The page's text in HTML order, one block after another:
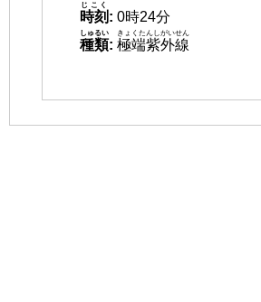
時刻
じこく
: 0時24分
種類
しゅるい
: 極端紫外線
きょくたんしがいせん